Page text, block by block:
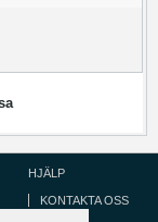
HJÄLP
KONTAKTA OSS